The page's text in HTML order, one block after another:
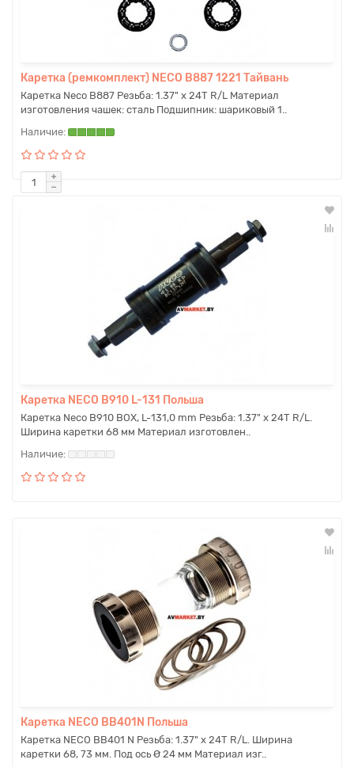
Каретка (ремкомплект) NECO B887 1221 Тайвань
Каретка Neco B887 Резьба: 1.37" х 24T R/L Материал
изготовления чашек: сталь Подшипник: шариковый 1..
Каретка NECO B910 L-131 Польша
Каретка Neco B910 BOX, L-131,0 mm Резьба: 1.37" х 24T R/L.
Ширина каретки 68 мм Материал изготовлен..
Каретка NECO BB401N Польша
Каретка NECO BB401 N Резьба: 1.37" х 24T R/L. Ширина
каретки 68, 73 мм. Под ось Ø 24 мм Материал изг..